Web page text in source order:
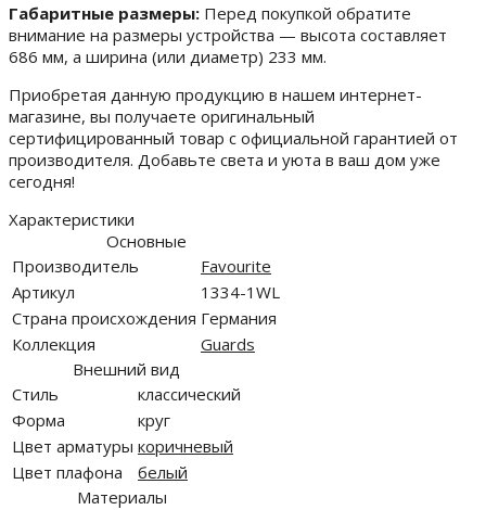
Габаритные размеры: Перед покупкой обратите
внимание на размеры устройства — высота составляет
686 мм, а ширина (или диаметр) 233 мм.
Приобретая данную продукцию в нашем интернет-
магазине, вы получаете оригинальный
сертифицированный товар с официальной гарантией от
производителя. Добавьте света и уюта в ваш дом уже
сегодня!
Характеристики
Основные
Производитель
Favourite
Артикул
1334-1WL
Страна происхождения Германия
Коллекция
Guards
Внешний вид
Стиль
классический
Форма
круг
Цвет арматуры коричневый
Цвет плафона
белый
Материалы